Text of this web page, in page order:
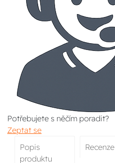
Potřebujete s něčím poradit?
Zeptat se
Popis
produktu
Recenze